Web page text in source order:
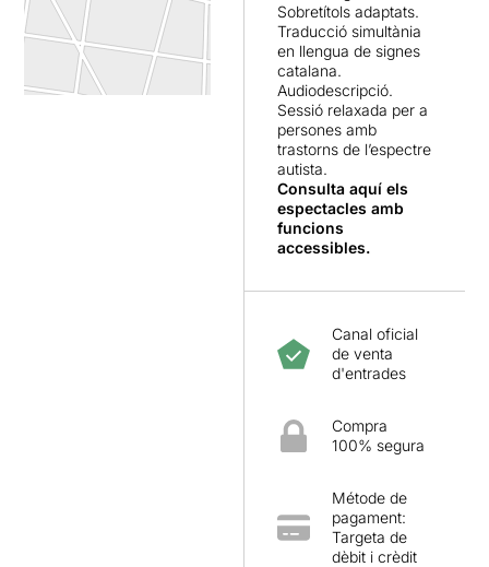
Sobretítols adaptats.
Traducció simultània
en llengua de signes
catalana.
Audiodescripció.
Sessió relaxada per a
persones amb
trastorns de l’espectre
autista.
Consulta aquí els
espectacles amb
funcions
accessibles.
Canal oficial
de venta
d'entrades
Compra
100% segura
Métode de
pagament:
Targeta de
dèbit i crèdit